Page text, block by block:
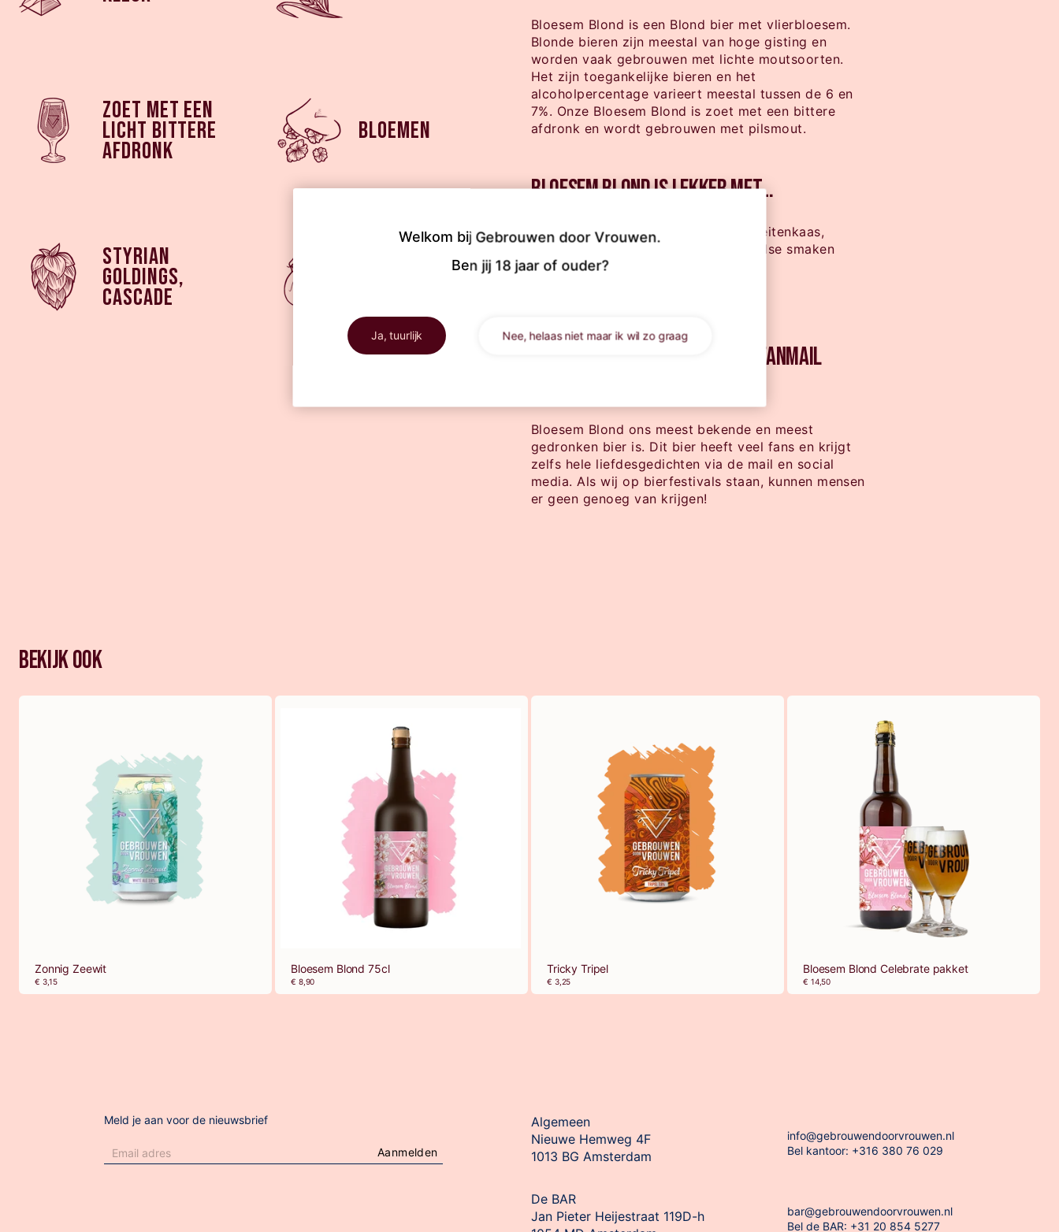
Zoet met een
licht bittere
afdronk
Bloemen
Styrian
Goldings,
Cascade
Bloesem Blond is een Blond bier met vlierbloesem.
Blonde bieren zijn meestal van hoge gisting en
worden vaak gebrouwen met lichte moutsoorten.
Het zijn toegankelijke bieren en het
alcoholpercentage varieert meestal tussen de 6 en
7%. Onze Bloesem Blond is zoet met een bittere
afdronk en wordt gebrouwen met pilsmout.
Bloesem Blond is lekker met…
Verschillende kazen zoals burrata, geitenkaas,
roomkaas maar ook heerlijk met aardse smaken
zoals hummus.
Wist je dat… Bloesem Blond fanmail
Bloesem Blond ons meest bekende en meest
gedronken bier is. Dit bier heeft veel fans en krijgt
zelfs hele liefdesgedichten via de mail en social
media. Als wij op bierfestivals staan, kunnen mensen
er geen genoeg van krijgen!
Bekijk ook
Zonnig Zeewit
€ 3,15
Bloesem Blond 75cl
€ 8,90
Tricky Tripel
€ 3,25
Bloesem Blond Celebrate pakket
€ 14,50
Meld je aan voor de nieuwsbrief
Aanmelden
Algemeen
Nieuwe Hemweg 4F
1013 BG Amsterdam
info@gebrouwendoorvrouwen.nl
Bel kantoor: +316 380 76 029
De BAR
Jan Pieter Heijestraat 119D-h
bar@gebrouwendoorvrouwen.nl
Bel de BAR: +31 20 854 5277
Welkom bij Gebrouwen door Vrouwen.
Ben jij 18 jaar of ouder?
Ja, tuurlijk Nee, helaas niet maar ik wil zo graag